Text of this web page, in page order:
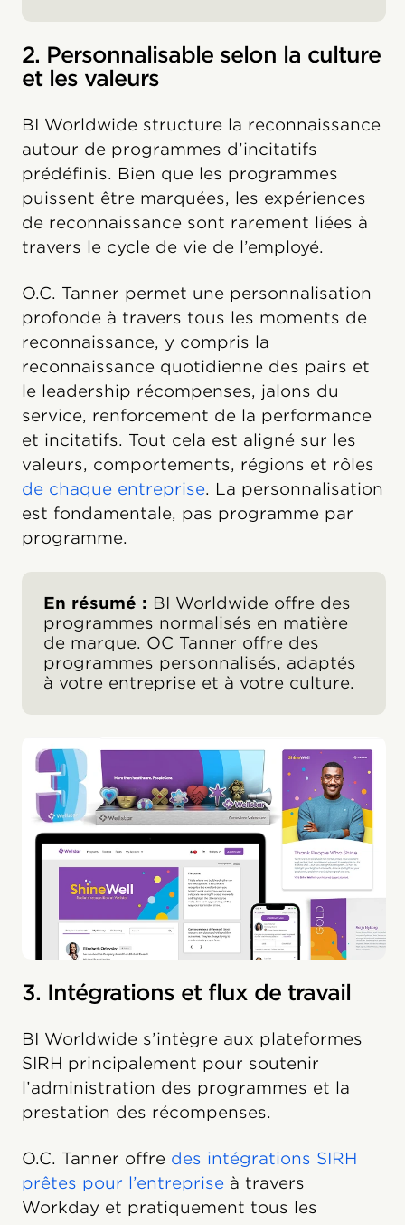
2. Personnalisable selon la culture
et les valeurs
BI Worldwide structure la reconnaissance
autour de programmes d’incitatifs
prédéfinis. Bien que les programmes
puissent être marquées, les expériences
de reconnaissance sont rarement liées à
travers le cycle de vie de l’employé.
O.C. Tanner permet une personnalisation
profonde à travers tous les moments de
reconnaissance, y compris la
reconnaissance quotidienne des pairs et
le leadership récompenses, jalons du
service, renforcement de la performance
et incitatifs. Tout cela est aligné sur les
valeurs, comportements, régions et rôles
de chaque entreprise. La personnalisation
est fondamentale, pas programme par
programme.
En résumé : BI Worldwide offre des
programmes normalisés en matière
de marque. OC Tanner offre des
programmes personnalisés, adaptés
à votre entreprise et à votre culture.
3. Intégrations et flux de travail
BI Worldwide s’intègre aux plateformes
SIRH principalement pour soutenir
l’administration des programmes et la
prestation des récompenses.
O.C. Tanner offre des intégrations SIRH
prêtes pour l’entreprise à travers
Workday et pratiquement tous les